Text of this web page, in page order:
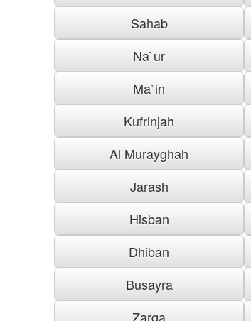
Sahab
Na`ur
Ma`in
Kufrinjah
Al Murayghah
Jarash
Hisban
Dhiban
Busayra
Zarqa